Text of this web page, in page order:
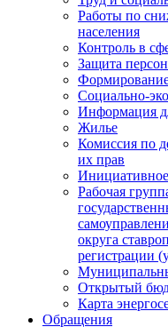
Работы по
населения
Контроль в
Защита
Социально-
Информация
Жилье
Комиссия по
их прав
Рабочая
округа
регистрации
Открытый
Карта
Обращения